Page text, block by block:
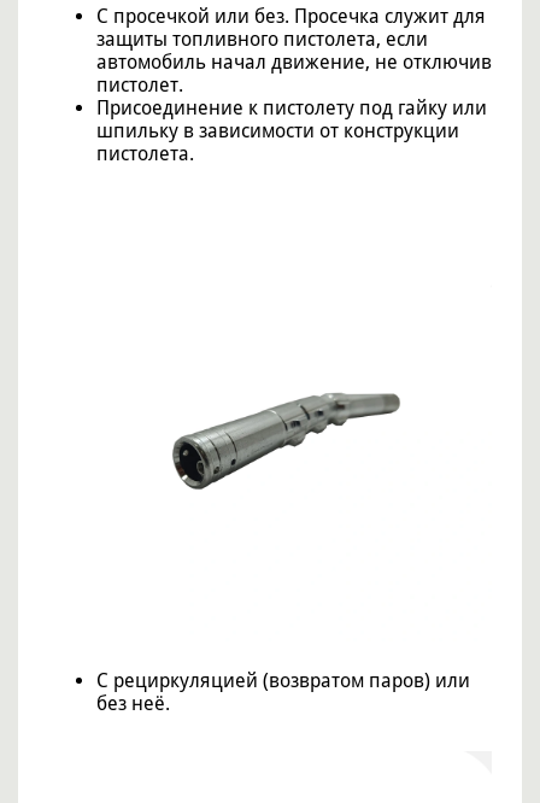
С просечкой или без. Просечка служит для
защиты топливного пистолета, если
автомобиль начал движение, не отключив
пистолет.
Присоединение к пистолету под гайку или
шпильку в зависимости от конструкции
пистолета.
С рециркуляцией (возвратом паров) или
без неё.